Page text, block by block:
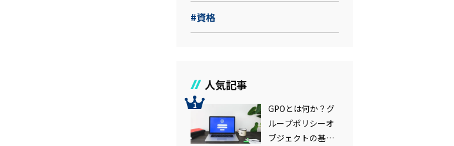
#資格
人気記事
GPOとは何か？グ
ループポリシーオ
ブジェクトの基本